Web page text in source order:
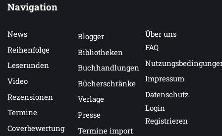
Navigation
News
Reihenfolge
Leserunden
Video
Rezensionen
Termine
Coverbewertung
Blogger
Bibliotheken
Buchhandlungen
Bücherschränke
Verlage
Presse
Termine import
Über uns
FAQ
Impressum
Datenschutz
Login
Registrieren